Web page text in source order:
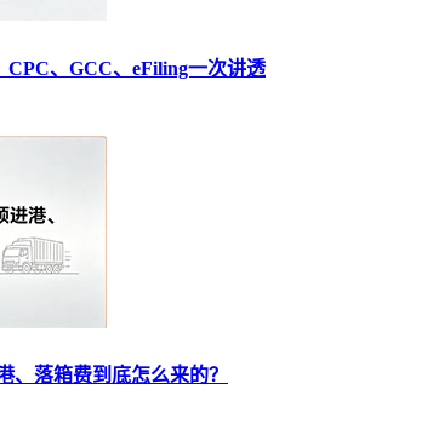
、GCC、eFiling一次讲透
、落箱费到底怎么来的？